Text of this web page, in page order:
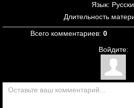
Язык:
Длительность
Всего комментариев: 0
Войдите: